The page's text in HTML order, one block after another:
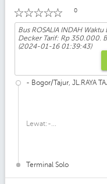
☆
☆
☆
☆
☆ 0
Bus ROSALIA INDAH
Decker Tarif: Rp 350.000.
(2024-01-16 01:39:43)
- Bogor/Tajur, JL.RAYA
Lewat:-...
Terminal Solo